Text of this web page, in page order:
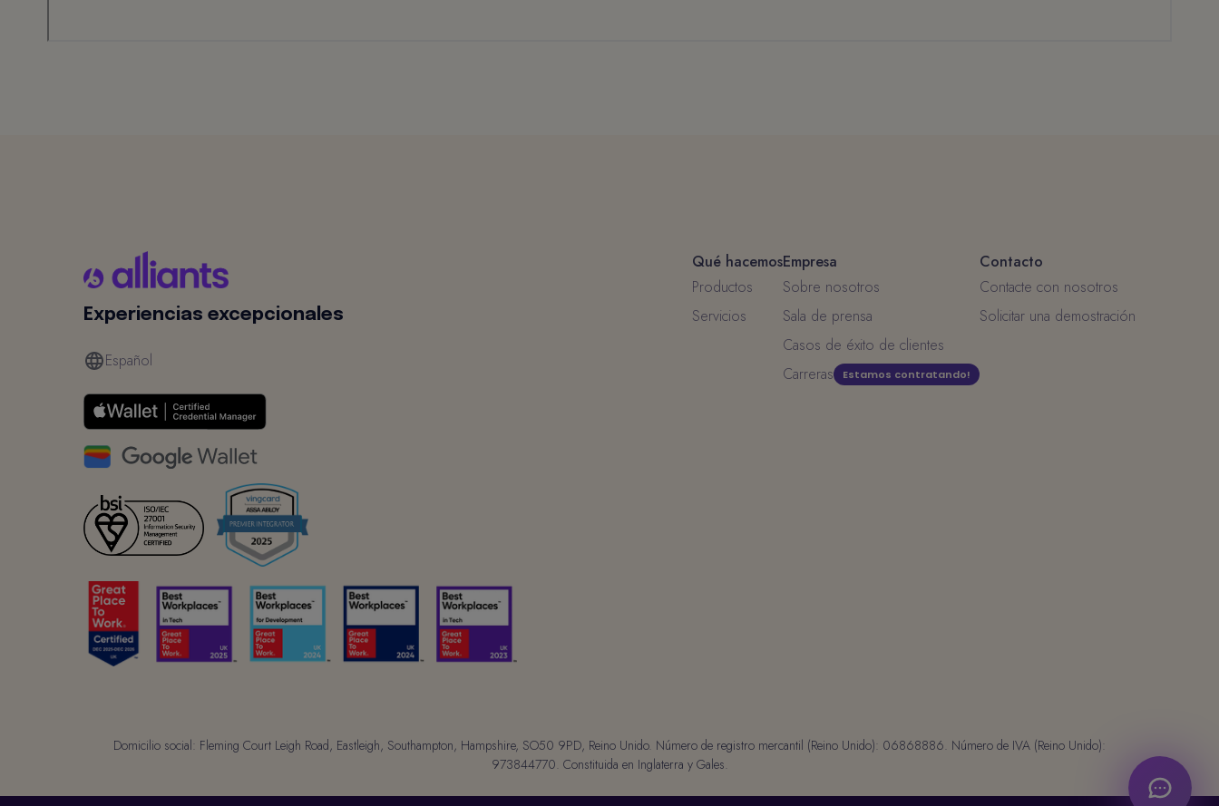
Experiencias excepcionales
Español
Qué hacemos
Productos
Servicios
Empresa
Sobre nosotros
Sala de prensa
Casos de éxito de clientes
Carreras
Estamos contratando!
Contacto
Contacte con nosotros
Solicitar una demostración
Domicilio social: Fleming Court Leigh Road, Eastleigh, Southampton, Hampshire, SO50 9PD, Reino Unido. Número de registro mercantil (Reino Unido): 06868886. Número de IVA (Reino Unido):
973844770. Constituida en Inglaterra y Gales.